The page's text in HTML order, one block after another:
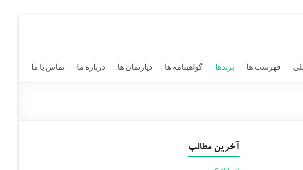
فهرست ها برندها گواهینامه ها دپارتمان ها درباره ما تماس با ما
آخرین مطالب